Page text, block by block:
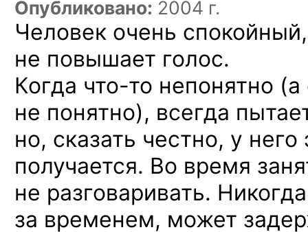
Опубликовано: 2004 г.
Человек очень
не повышает голос.
Когда что-то непонятно (а
не понятно), всегда
но, сказать честно, у него
получается. Во время
не разговаривать.
за временем, может